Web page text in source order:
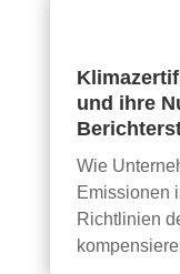
und ihre
Wie
Emissionen
Richtlinien